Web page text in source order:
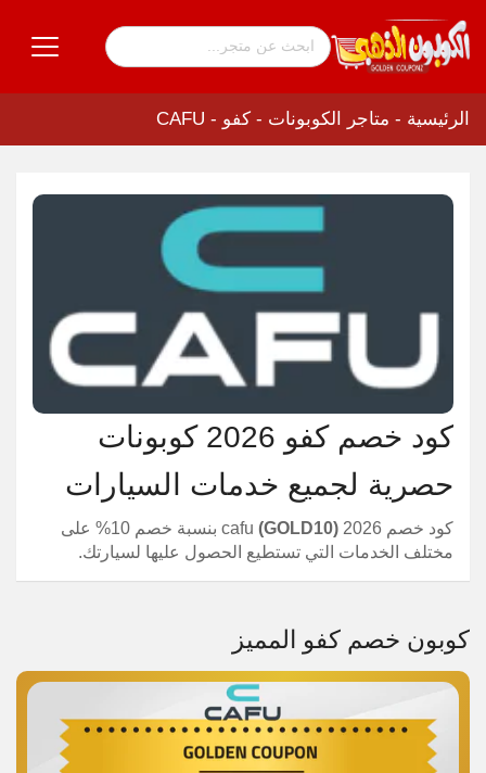
الرئيسية - متاجر الكوبونات - كفو - CAFU
كود خصم كفو 2026 كوبونات
حصرية لجميع خدمات السيارات
كود خصم cafu (GOLD10)
2026 بنسبة خصم 10% على
مختلف الخدمات التي تستطيع الحصول عليها لسيارتك.
كوبون خصم كفو المميز